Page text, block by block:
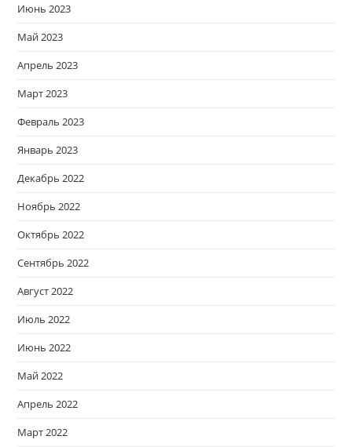
Июнь 2023
Май 2023
Апрель 2023
Март 2023
Февраль 2023
Январь 2023
Декабрь 2022
Ноябрь 2022
Октябрь 2022
Сентябрь 2022
Август 2022
Июль 2022
Июнь 2022
Май 2022
Апрель 2022
Март 2022